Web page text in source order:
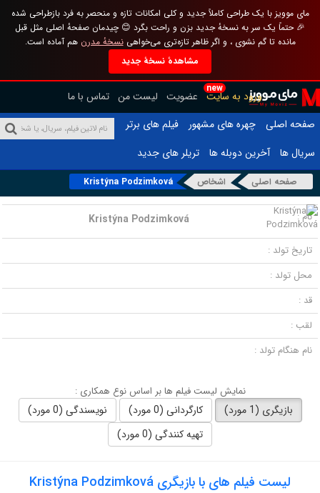
مای موویز با یک طراحی کاملاً جدید و کلی امکانات تازه و منحصر به فرد بازطراحی شده
🎉 حتماً یک سر به نسخهٔ جدید بزن و راحت بگرد 😊 چیدمان صفحهٔ اصلی مثل قبل
مانده تا گم نشوی ، و اگر ظاهر تازه‌تری می‌خواهینسخهٔ مدرن هم آماده است.
مشاهدهٔ نسخهٔ جدید
new
ورود به سایت عضویت لیست من تماس با ما
صفحه اصلی
چهره های مشهور
فیلم های برتر
سریال ها
آخرین دوبله ها تریلر های جدید
صفحه اصلی اشخاص Kristýna Podzimková
نام : Kristýna Podzimková
تاریخ تولد :
محل تولد :
قد :
لقب :
نام هنگام تولد :
نمایش لیست فیلم ها بر اساس نوع همکاری :
بازیگری (1 مورد) کارگردانی (0 مورد)
نویسندگی (0 مورد)
تهیه کنندگی (0 مورد)
لیست فیلم های با بازیگری Kristýna Podzimková